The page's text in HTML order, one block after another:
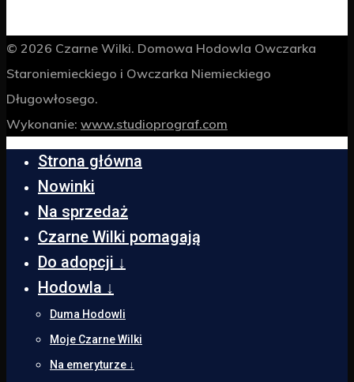
© 2026 Czarne Wilki. Domowa Hodowla Owczarka
Staroniemieckiego i Owczarka Niemieckiego
Długowłosego.
Wykonanie: www.studioprograf.com
Strona główna
Nowinki
Na sprzedaż
Czarne Wilki pomagają
Do adopcji ↓
Hodowla ↓
Duma Hodowli
Moje Czarne Wilki
Na emeryturze ↓